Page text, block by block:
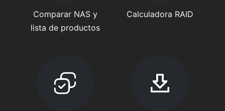
Comparar NAS y
lista de productos
Calculadora RAID